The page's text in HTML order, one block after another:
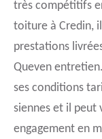
très compétitifs
toiture à Credin,
prestations
Queven
ses conditions
siennes et il peut
engagement en